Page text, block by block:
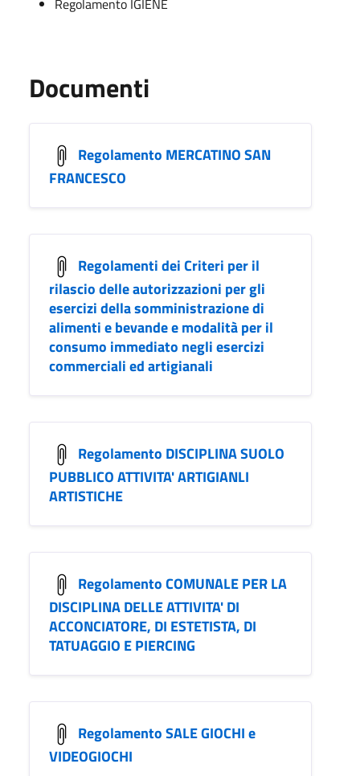
Documenti
Regolamento MERCATINO SAN
FRANCESCO
Regolamenti dei Criteri per il
rilascio delle autorizzazioni per gli
esercizi della somministrazione di
alimenti e bevande e modalità per il
consumo immediato negli esercizi
commerciali ed artigianali
Regolamento DISCIPLINA SUOLO
PUBBLICO ATTIVITA' ARTIGIANLI
ARTISTICHE
Regolamento COMUNALE PER LA
DISCIPLINA DELLE ATTIVITA' DI
ACCONCIATORE, DI ESTETISTA, DI
TATUAGGIO E PIERCING
Regolamento SALE GIOCHI e
VIDEOGIOCHI